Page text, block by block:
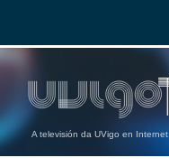
A televisión da UVigo en Internet